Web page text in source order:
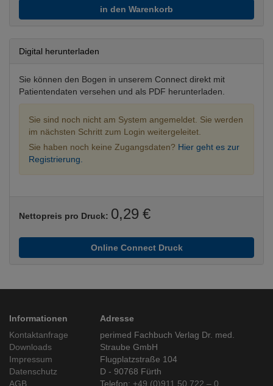
in den Warenkorb
Digital herunterladen
Sie können den Bogen in unserem Connect direkt mit
Patientendaten versehen und als PDF herunterladen.
Sie sind noch nicht am System angemeldet. Sie werden
im nächsten Schritt zum Login weitergeleitet.
Sie haben noch keine Zugangsdaten? Hier geht es zur
Registrierung.
Nettopreis pro Druck: 0,29 €
Online Connect Druck
Informationen
Kontaktanfrage
Downloads
Impressum
Datenschutz
AGB
Adresse
perimed Fachbuch Verlag Dr. med.
Straube GmbH
Flugplatzstraße 104
D - 90768 Fürth
Telefon:+49 (0)911 50 722 – 0